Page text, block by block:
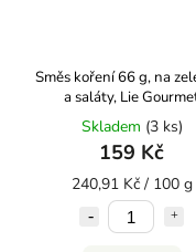
Směs koření 66 g, na
a saláty, Lie
Skladem (3 ks)
159 Kč
240,91 Kč / 100 g